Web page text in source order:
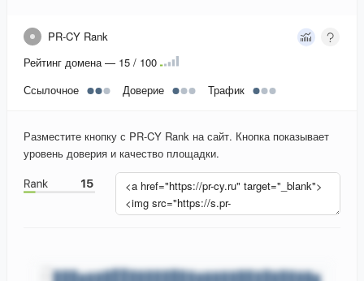
PR-CY Rank
Рейтинг домена — 15 / 100
Ссылочное
Доверие Трафик
Разместите кнопку с PR-CY Rank на сайт. Кнопка показывает
уровень доверия и качество площадки.